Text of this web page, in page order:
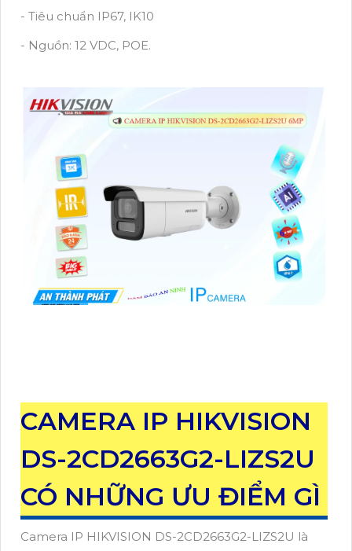
- Tiêu chuẩn IP67, IK10
- Nguồn: 12 VDC, POE.
CAMERA IP HIKVISION
DS-2CD2663G2-LIZS2U
CÓ NHỮNG ƯU ĐIỂM GÌ
Camera IP HIKVISION DS-2CD2663G2-LIZS2U là